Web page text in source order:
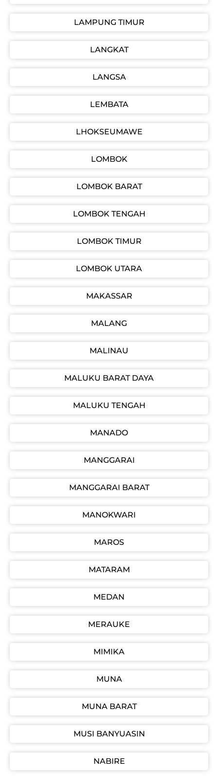
LAMPUNG TIMUR
LANGKAT
LANGSA
LEMBATA
LHOKSEUMAWE
LOMBOK
LOMBOK BARAT
LOMBOK TENGAH
LOMBOK TIMUR
LOMBOK UTARA
MAKASSAR
MALANG
MALINAU
MALUKU BARAT DAYA
MALUKU TENGAH
MANADO
MANGGARAI
MANGGARAI BARAT
MANOKWARI
MAROS
MATARAM
MEDAN
MERAUKE
MIMIKA
MUNA
MUNA BARAT
MUSI BANYUASIN
NABIRE